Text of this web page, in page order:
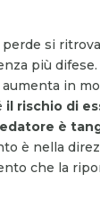
si
più
in
il rischio di
è
è nella
che la